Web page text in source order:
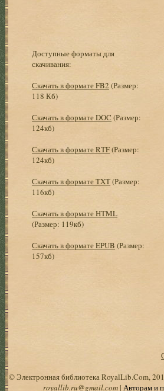
Доступные форматы для
скачивания:
Скачать в формате FB2 (Размер:
118 Кб)
Скачать в формате DOC (Размер:
124кб)
Скачать в формате RTF(Размер:
124кб)
Скачать в формате TXT(Размер:
116кб)
Скачать в формате HTML
(Размер: 119кб)
Скачать в формате EPUB (Размер:
157кб)
© Электронная библиотека RoyalLib.Com,
royallib.ru@gmail.com| Авторам и